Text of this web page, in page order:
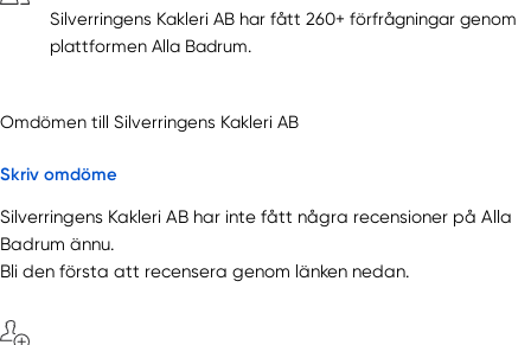
Silverringens Kakleri AB har fått 260+ förfrågningar genom
plattformen Alla Badrum.
Omdömen till Silverringens Kakleri AB
Skriv omdöme
Silverringens Kakleri AB har inte fått några recensioner på Alla
Badrum ännu.
Bli den första att recensera genom länken nedan.